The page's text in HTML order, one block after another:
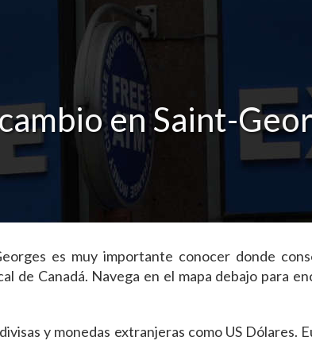
en Saint-
es muy importante conocer donde
de Canadá. Navega en el mapa debajo para
y monedas extranjeras como US Dólares.